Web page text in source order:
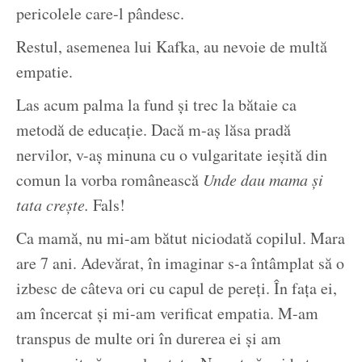
pericolele care-l pândesc.
Restul, asemenea lui Kafka, au nevoie de multă
empatie.
Las acum palma la fund și trec la bătaie ca
metodă de educație. Dacă m-aș lăsa pradă
nervilor, v-aș minuna cu o vulgaritate ieșită din
comun la vorba românească Unde dau mama și
tata crește. Fals!
Ca mamă, nu mi-am bătut niciodată copilul. Mara
are 7 ani. Adevărat, în imaginar s-a întâmplat să o
izbesc de câteva ori cu capul de pereți. În fața ei,
am încercat și mi-am verificat empatia. M-am
transpus de multe ori în durerea ei și am